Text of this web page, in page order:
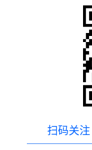
扫码关注